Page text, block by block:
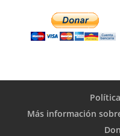
Más información